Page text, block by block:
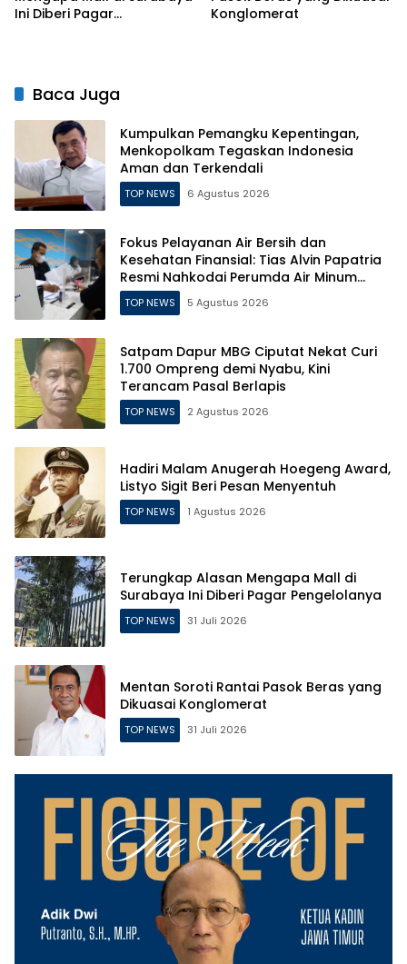
Ini Diberi Pagar
Konglomerat
Baca Juga
Kumpulkan Pemangku Kepentingan,
Menkopolkam Tegaskan Indonesia
Aman dan Terkendali
TOP NEWS 6 Agustus 2026
Fokus Pelayanan Air Bersih dan
Kesehatan Finansial: Tias Alvin Papatria
Resmi Nahkodai Perumda Air Minum
Surabaya
TOP NEWS 5 Agustus 2026
Satpam Dapur MBG Ciputat Nekat Curi
1.700 Ompreng demi Nyabu, Kini
Terancam Pasal Berlapis
TOP NEWS 2 Agustus 2026
Hadiri Malam Anugerah Hoegeng Award,
Listyo Sigit Beri Pesan Menyentuh
TOP NEWS 1 Agustus 2026
Terungkap Alasan Mengapa Mall di
Surabaya Ini Diberi Pagar Pengelolanya
TOP NEWS 31 Juli 2026
Mentan Soroti Rantai Pasok Beras yang
Dikuasai Konglomerat
TOP NEWS 31 Juli 2026